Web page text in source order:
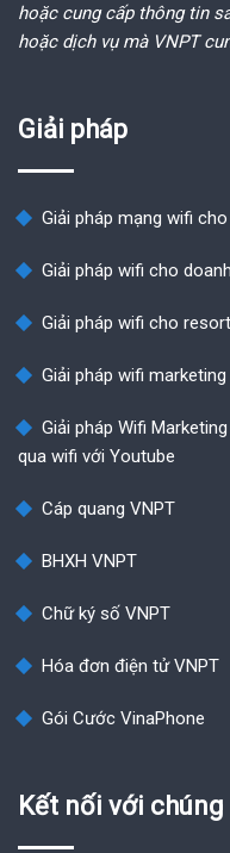
hoặc cung cấp thông tin
hoặc dịch vụ mà VNPT
Giải pháp
Giải pháp mạng wifi
Giải pháp wifi cho
Giải pháp wifi cho
Giải pháp wifi
Giải pháp Wifi
qua wifi với Youtube
Cáp quang VNPT
BHXH VNPT
Chữ ký số VNPT
Hóa đơn điện tử VNPT
Gói Cước VinaPhone
Kết nối với